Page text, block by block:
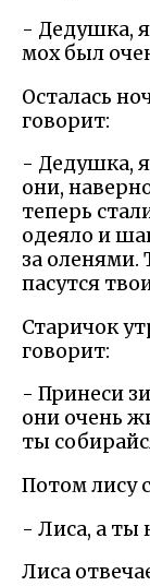
- Дедушка,
мох был
Осталась
говорит:
- Дедушка,
они,
теперь
одеяло и
за оленями.
пасутся
Старичок
говорит:
- Принеси
они очень
ты
Потом лису
- Лиса, а ты
Лиса